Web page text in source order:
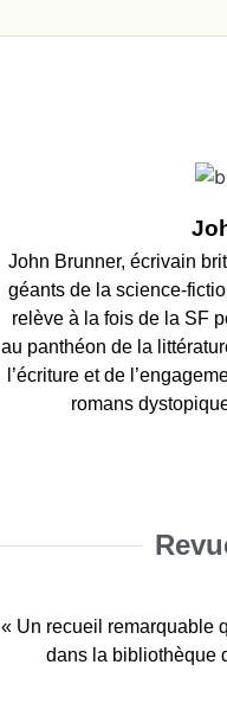
John Brunner, écrivain
géants de la science-
relève à la fois de la SF
au panthéon de la
l’écriture et de
romans
« Un recueil remarquable
dans la bibliothèque